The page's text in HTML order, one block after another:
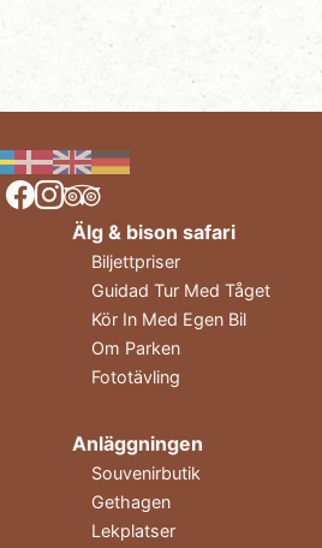
Älg & bison safari
Biljettpriser
Guidad Tur Med Tåget
Kör In Med Egen Bil
Om Parken
Fototävling
Anläggningen
Souvenirbutik
Gethagen
Lekplatser